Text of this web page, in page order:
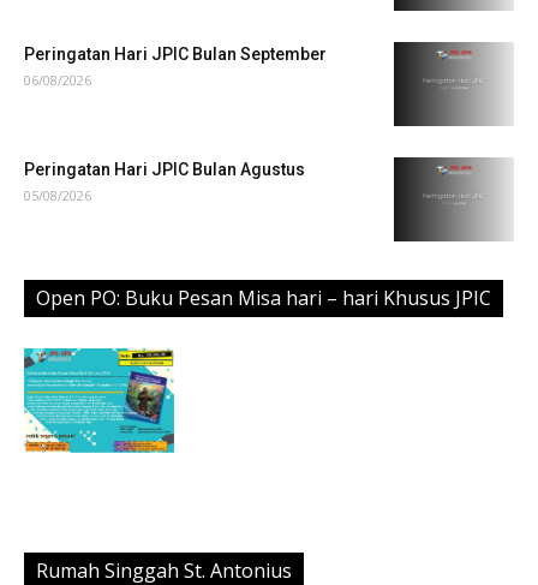
Peringatan Hari JPIC Bulan September
06/08/2026
Peringatan Hari JPIC Bulan Agustus
05/08/2026
Open PO: Buku Pesan Misa hari – hari Khusus JPIC
Rumah Singgah St. Antonius